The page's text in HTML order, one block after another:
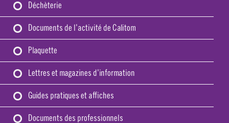
Déchèterie
Documents de l'activité de Calitom
Plaquette
Lettres et magazines d'information
Guides pratiques et affiches
Documents des professionnels